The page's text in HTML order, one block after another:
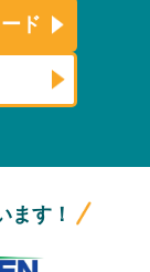
ド
ます！